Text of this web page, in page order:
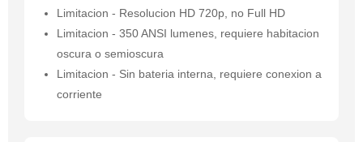
Limitacion - Resolucion HD 720p, no Full HD
Limitacion - 350 ANSI lumenes, requiere habitacion
oscura o semioscura
Limitacion - Sin bateria interna, requiere conexion a
corriente